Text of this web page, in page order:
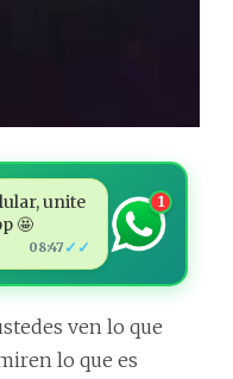
unite
🤩
08:47 ✓✓
1
ven lo que
lo que es